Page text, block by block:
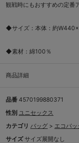
観戦時にもおすすめの定番
◆サイズ：本体：約
◆素材：綿100％
商品詳細
品番 4570199880371
性別 ユニセックス
カテゴリ バッグ > エコバ
サイズ サイズ展開なし